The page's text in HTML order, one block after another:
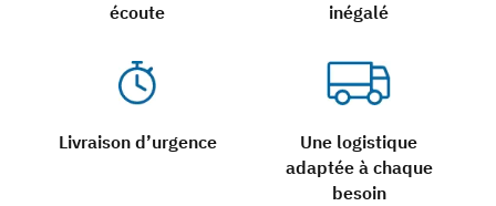
écoute
inégalé
Livraison d’urgence
Une logistique
adaptée à chaque
besoin